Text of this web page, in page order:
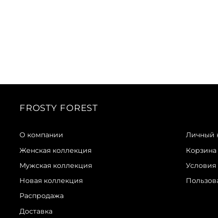
FROSTY FOREST
О компании
Женская коллекция
Мужская коллекция
Новая коллекция
Распродажа
Доставка
Личный
Корзина